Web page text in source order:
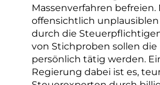
Massenverfahren befreien.
offensichtlich
durch die
von Stichproben sollen
persönlich tätig werden.
Regierung dabei ist es,